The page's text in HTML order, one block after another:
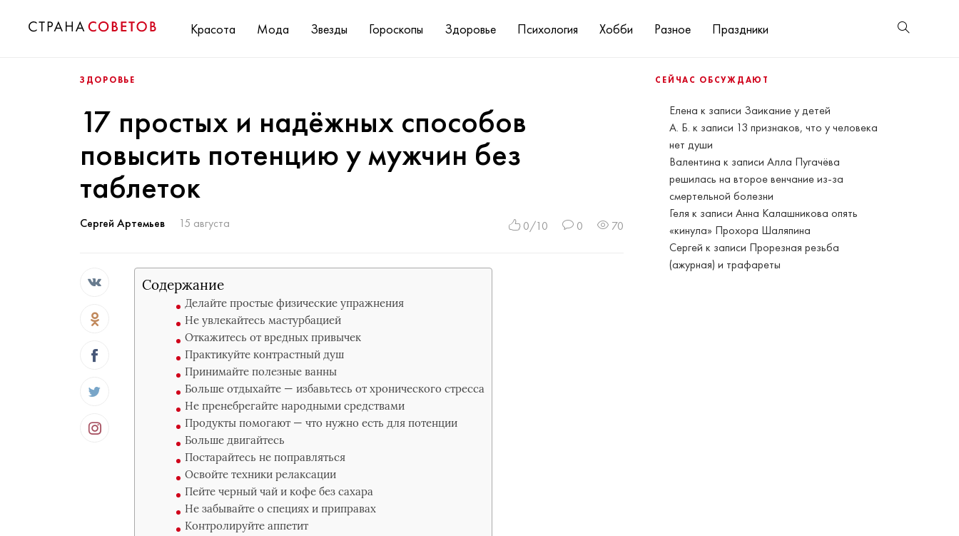
Красота Мода Звезды Гороскопы Здоровье Психология Хобби Разное Праздники
СЕЙЧАС ОБСУЖДАЮТ
Елена к записи Заикание у детей
А. Б. к записи 13 признаков, что у человека
нет души
Валентина к записиАлла Пугачёва
решилась на второе венчание из-за
смертельной болезни
Геля к записиАнна Калашникова опять
«кинула» Прохора Шаляпина
Сергей к записи Прорезная резьба
(ажурная) и трафареты
ЗДОРОВЬЕ
17 простых и надёжных способов
повысить потенцию у мужчин без
таблеток
Сергей Артемьев 15 августа 0/10 0 70
Содержание
Делайте простые физические упражнения
Не увлекайтесь мастурбацией
Откажитесь от вредных привычек
Практикуйте контрастный душ
Принимайте полезные ванны
Больше отдыхайте — избавьтесь от хронического стресса
Не пренебрегайте народными средствами
Продукты помогают — что нужно есть для потенции
Больше двигайтесь
Постарайтесь не поправляться
Освойте техники релаксации
Пейте черный чай и кофе без сахара
Не забывайте о специях и приправах
Контролируйте аппетит